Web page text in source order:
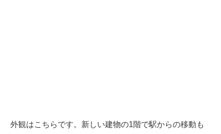
外観はこちらです。新しい建物の1階で駅からの移動も